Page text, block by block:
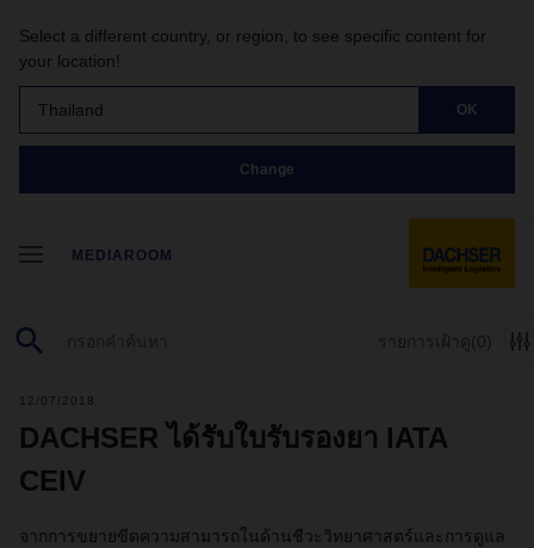
Select a different country, or region, to see specific content for
your location!
Thailand OK
Change
MEDIAROOM
รายการเฝ้าดู(0)
12/07/2018
DACHSER ได้รับใบรับรองยา IATA
CEIV
จากการขยายขีดความสามารถในด้านชีวะวิทยาศาสตร์และการดูแล